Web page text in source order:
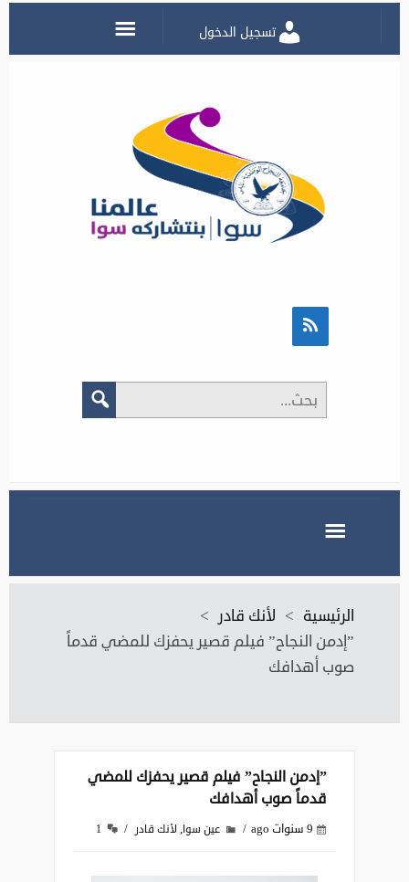
تسجيل الدخول
الرئيسية > لأنك قادر >
‏”إدمن النجاح” فيلم قصير يحفزك للمضي قدماً
صوب أهدافك
‏”إدمن النجاح” فيلم قصير يحفزك للمضي
قدماً صوب أهدافك
9 سنوات ago عين سوا, لأنك قادر 1